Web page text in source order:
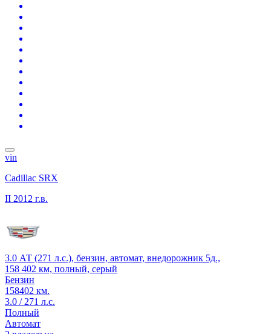
vin
Cadillac SRX
II 2012 г.в.
3.0 АТ (271 л.с.), бензин, автомат, внедорожник 5д.,
158 402 км, полный, серый
Бензин
158402 км.
3.0 / 271 л.с.
Полный
Автомат